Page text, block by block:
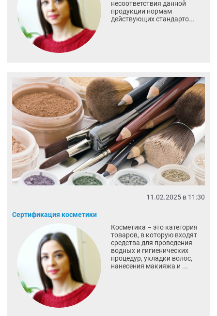
несоответствия данной
продукции нормам
действующих стандарто...
11.02.2025 в 11:30
Сертификация косметики
Косметика – это категория
товаров, в которую входят
средства для проведения
водных и гигиенических
процедур, укладки волос,
нанесения макияжа и ...